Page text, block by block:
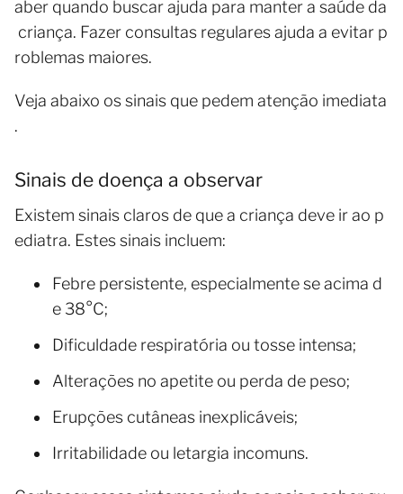
aber quando buscar ajuda para manter a saúde da
criança. Fazer consultas regulares ajuda a evitar p
roblemas maiores.
Veja abaixo os sinais que pedem atenção imediata
.
Sinais de doença a observar
Existem sinais claros de que a criança deve ir ao p
ediatra. Estes sinais incluem:
Febre persistente, especialmente se acima d
e 38°C;
Dificuldade respiratória ou tosse intensa;
Alterações no apetite ou perda de peso;
Erupções cutâneas inexplicáveis;
Irritabilidade ou letargia incomuns.